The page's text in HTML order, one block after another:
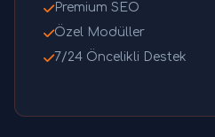
Premium SEO
Özel Modüller
7/24 Öncelikli Destek